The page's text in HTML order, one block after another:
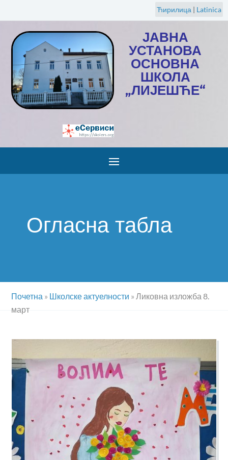
Ћирилица | Latinica
ЈАВНА
УСТАНОВА
ОСНОВНА
ШКОЛА
„ЛИЈЕШЋЕ“
Огласна табла
Почетна » Школске актуелности »Ликовна изложба 8.
март